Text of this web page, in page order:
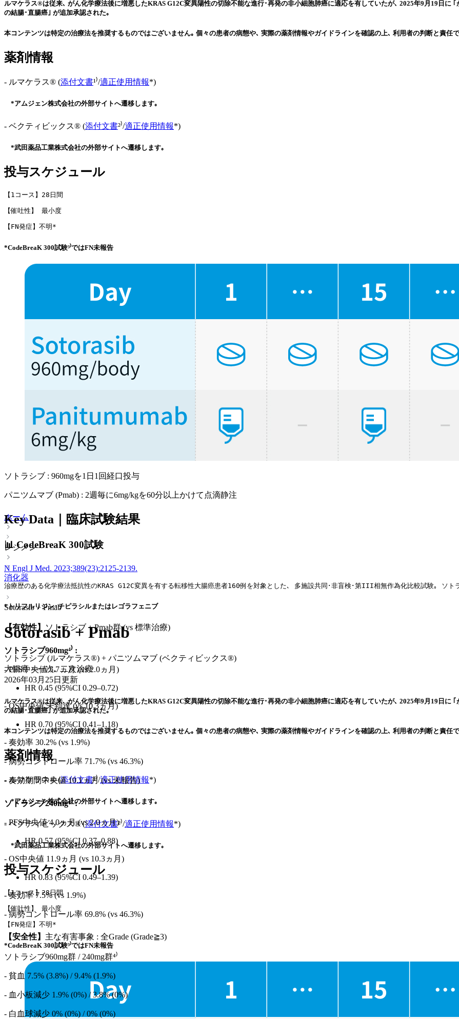
ルマケラス®は従来､ がん化学療法後に増悪したKRAS G12C変異陽性の切除不能な進行･再発の非小細胞肺癌に適応を有していたが､ 2025年9月19日に
の結腸･直腸癌｣ が追加承認された｡
本コンテンツは特定の治療法を推奨するものではございません｡ 個々の患者の病態や､ 実際の薬剤情報やガイドラインを確認の上､ 利用者の判断と責任
薬剤情報
- ルマケラス® (添付文書¹⁾/適正使用情報*)
*アムジェン株式会社の外部サイトへ遷移します｡
- ベクティビックス® (添付文書²⁾/適正使用情報*)
*武田薬品工業株式会社の外部サイトへ遷移します｡
投与スケジュール
【1コース】28日間
【催吐性】 最小度
【FN発症】不明*
*CodeBreaK 300試験³⁾ではFN未報告
ソトラシブ : 960mgを1日1回経口投与
パニツムマブ (Pmab) : 2週毎に6mg/kgを60分以上かけて点滴静注
Key Data｜臨床試験結果
📊CodeBreaK 300試験
N Engl J Med. 2023;389(23):2125-2139.
治療歴のある化学療法抵抗性のKRAS G12C変異を有する転移性大腸癌患者160例を対象とした､ 多施設共同･非盲検･第III相無作為化比較試験
*トリフルリジン･チピラシルまたはレゴラフェニブ
【有効性】 ソトラシブ＋Pmab群 (vs 標準治療)
ソトラシブ960mg⁴⁾ :
- PFS中央値 5.7ヵ月 (vs 2.0ヵ月)
HR 0.45 (95%CI 0.29–0.72)
- OS中央値 未到達 (vs 10.3ヵ月)
HR 0.70 (95%CI 0.41–1.18)
- 奏効率 30.2% (vs 1.9%)
- 病勢コントロール率 71.7% (vs 46.3%)
- 奏効期間中央値 10.1ヵ月 (vs 未報告)
ソトラシブ240mg⁴⁾ :
- PFS中央値 4.0ヵ月 (vs 2.0ヵ月)
HR 0.57 (95%CI 0.37–0.88)
- OS中央値 11.9ヵ月 (vs 10.3ヵ月)
HR 0.83 (95%CI 0.49–1.39)
- 奏効率 7.5% (vs 1.9%)
- 病勢コントロール率 69.8% (vs 46.3%)
【安全性】 主な有害事象 : 全Grade (Grade≧3)
ソトラシブ960mg群 / 240mg群⁴⁾
- 貧血 7.5% (3.8%) / 9.4% (1.9%)
- 血小板減少 1.9% (0%) / 3.8% (0%)
- 白血球減少 0% (0%) / 0% (0%)
ホーム
レジメン
消化器
Sotorasib + Pmab
Sotorasib + Pmab
ソトラシブ (ルマケラス®) + パニツムマブ (ベクティビックス®)
大腸癌 > 一次､ 二次治療
2026年03月25日 更新
ルマケラス®は従来､ がん化学療法後に増悪したKRAS G12C変異陽性の切除不能な進行･再発の非小細胞肺癌に適応を有していたが､ 2025年9月19日に
の結腸･直腸癌｣ が追加承認された｡
本コンテンツは特定の治療法を推奨するものではございません｡ 個々の患者の病態や､ 実際の薬剤情報やガイドラインを確認の上､ 利用者の判断と責任
薬剤情報
- ルマケラス® (添付文書¹⁾/適正使用情報*)
*アムジェン株式会社の外部サイトへ遷移します｡
- ベクティビックス® (添付文書²⁾/適正使用情報*)
*武田薬品工業株式会社の外部サイトへ遷移します｡
投与スケジュール
【1コース】28日間
【催吐性】 最小度
【FN発症】不明*
*CodeBreaK 300試験³⁾ではFN未報告